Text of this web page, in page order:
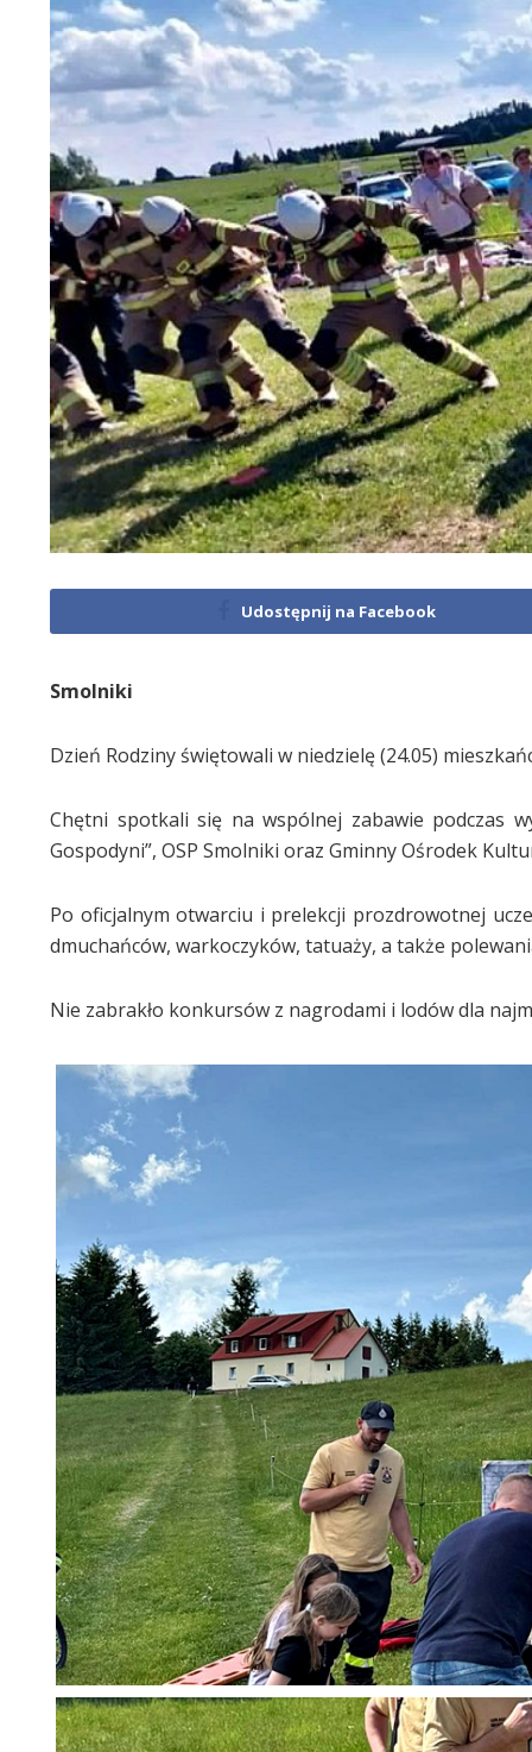
Udostępnij na Facebook
Smolniki
Dzień Rodziny świętowali w niedzielę (24.05)
Chętni spotkali się na wspólnej zabawie podczas
Gospodyni”, OSP Smolniki oraz Gminny Ośrodek
Po oficjalnym otwarciu i prelekcji prozdrowotnej
dmuchańców, warkoczyków, tatuaży, a także
Nie zabrakło konkursów z nagrodami i lodów dla